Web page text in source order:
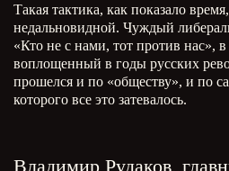
Такая тактика, как показало
недальновидной. Чуждый
«Кто не с нами, тот против нас»,
воплощенный в годы русских
прошелся и по «обществу», и по
которого все это затевалось.
Владимир Рудаков,